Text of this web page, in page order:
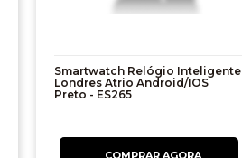
Smartwatch Relógio Inteligente
Londres Atrio Android/IOS
Preto - ES265